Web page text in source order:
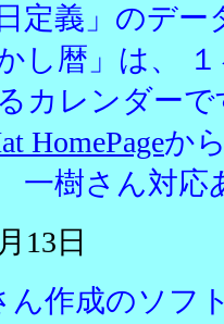
日定義」のデ
かし暦」は、
カレンダーで
HomePageか
一樹さん対応
13日
ん作成のソフ